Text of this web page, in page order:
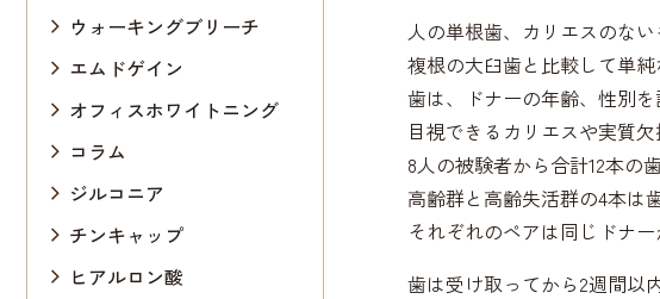
人の単根歯、カリエスのない
複根の大臼歯と比較して単
歯は、ドナーの年齢、性別
目視できるカリエスや実質
8人の被験者から合計12本の
高齢群と高齢失活群の4本は
それぞれのペアは同じドナ
歯は受け取ってから2週間以
ウォーキングブリーチ
エムドゲイン
オフィスホワイトニング
コラム
ジルコニア
チンキャップ
ヒアルロン酸